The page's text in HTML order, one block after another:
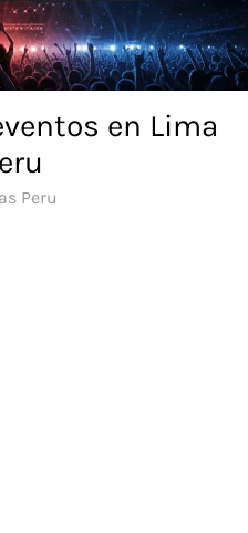
en Lima
Peru